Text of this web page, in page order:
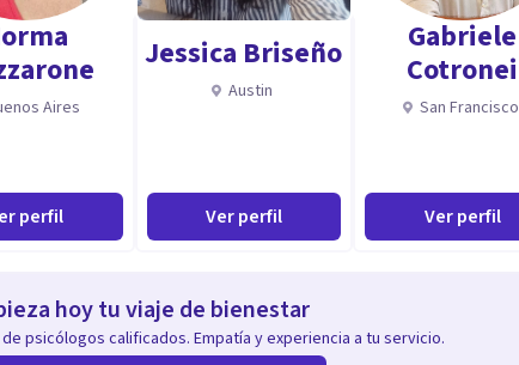
Aires
perfil
Jessica Briseño
Austin
Ver perfil
Gabriele
Cotronei
San Francisco
Ver perfil
hoy tu viaje de bienestar
psicólogos calificados. Empatía y experiencia a tu servicio.